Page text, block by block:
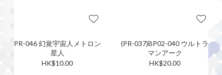
PR-046 幻覚宇宙人メトロン
星人
HK$10.00
(PR-037)BP02-040 ウルトラ
マンアーク
HK$20.00